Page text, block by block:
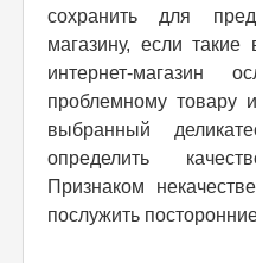
сохранить для
магазину, если такие
интернет-магазин
проблемному товару
выбранный
определить
Признаком
послужить